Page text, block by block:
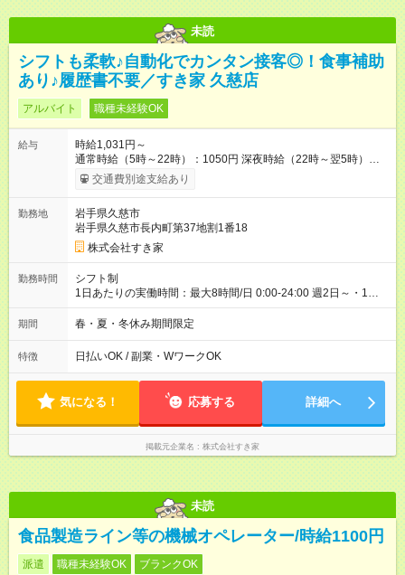
未読
シフトも柔軟♪自動化でカンタン接客◎！食事補助
あり♪履歴書不要／すき家 久慈店
アルバイト 職種未経験OK
給与
時給1,031円～
通常時給（5時～22時）：1050円 深夜時給（22時～翌5時）：
1313円 高校生時給：1031円 【特別手当】早朝手当（5：00-9：
00）時給+150円 【試用期間】試用期間あり 試用期間の長さ：1
30日（※条件変更なし）ですが、切り上げで一ヶ月とさせてい
ただきます。 研修制度あり：15時間(研修中も同時給）
交通費別途支給あり
勤務地
岩手県久慈市
岩手県久慈市長内町第37地割1番18
株式会社すき家
勤務時間
シフト制
1日あたりの実働時間：最大8時間/日 0:00-24:00 週2日～・1日
2h～OK ＜シフト例＞ 〇朝帯 5:00-9:00 〇昼帯 9:00-14:00 〇午
後帯 14:00-18:00 〇夜帯 18:00-22:00 〇深夜帯 22:00-翌5:00 基
ます♪
期間 春・夏・冬休み期間限定
特徴 日払いOK / 副業・WワークOK
気になる！ 応募する 詳細へ
掲載元企業名 株式会社すき家
未読
食品製造ライン等の機械オペレーター/時給1100円
派遣 職種未経験OK ブランクOK